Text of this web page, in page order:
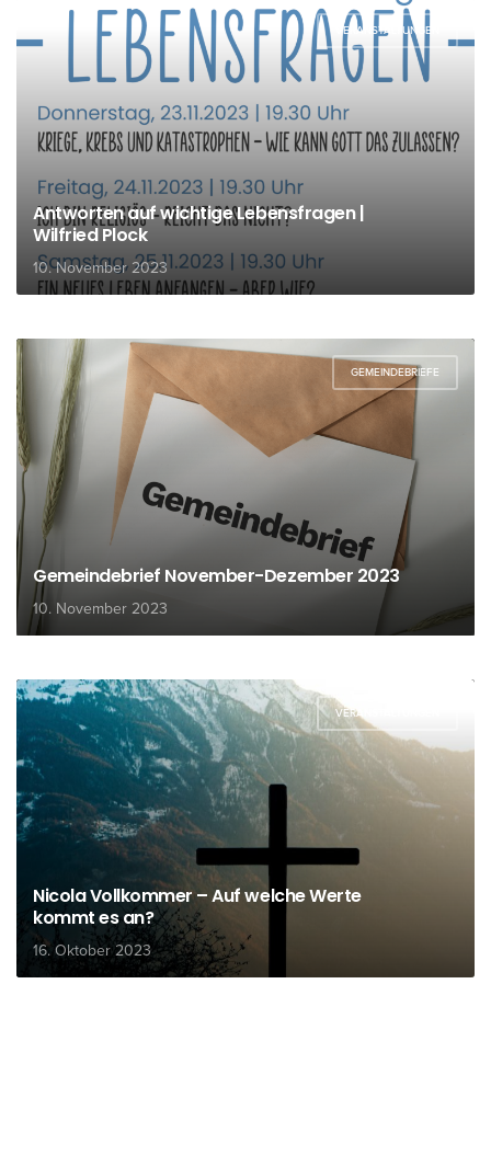
VERANSTALTUNGEN
Antworten auf wichtige Lebensfragen |
Wilfried Plock
10. November 2023
GEMEINDEBRIEFE
Gemeindebrief November-Dezember 2023
10. November 2023
VERANSTALTUNGEN
Nicola Vollkommer – Auf welche Werte
kommt es an?
16. Oktober 2023